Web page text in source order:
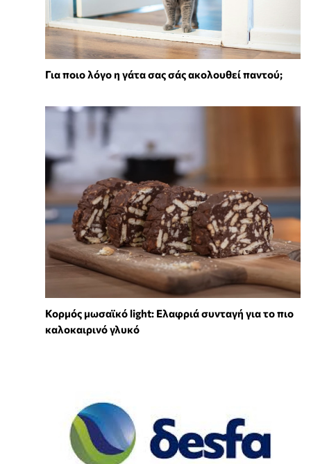
Για ποιο λόγο η γάτα σας σάς ακολουθεί παντού;
Κορμός μωσαϊκό light: Ελαφριά συνταγή για το πιο
καλοκαιρινό γλυκό